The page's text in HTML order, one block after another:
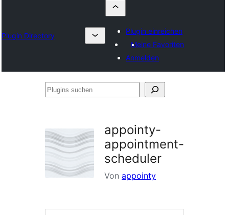
Plugin Directory
Plugin einreichen
Meine Favoriten
Anmelden
Plugins
appointy-
appointment-
scheduler
Von appointy